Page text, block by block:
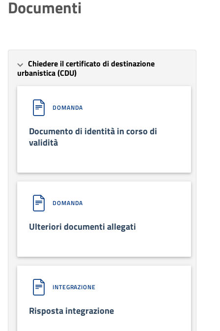
Documenti
Chiedere il certificato di destinazione
urbanistica (CDU)
DOMANDA
Documento di identità in corso di
validità
DOMANDA
Ulteriori documenti allegati
INTEGRAZIONE
Risposta integrazione